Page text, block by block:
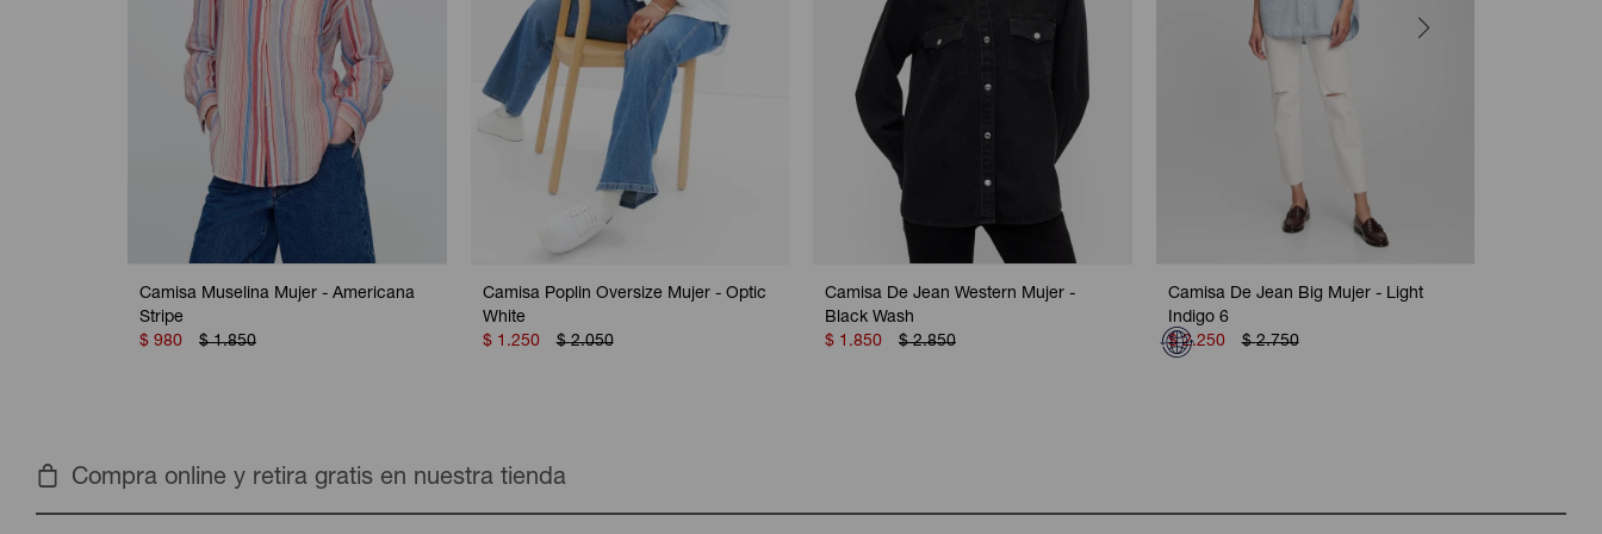
Camisa Muselina Mujer - Americana
Stripe
$ 980 $ 1.850
Camisa Poplin Oversize Mujer - Optic
White
$ 1.250 $ 2.050
Camisa De Jean Western Mujer -
Black Wash
$ 1.850 $ 2.850
Camisa De Jean Big Mujer - Light
Indigo 6
$ 2.250 $ 2.750
Compra online y retira gratis en nuestra tienda